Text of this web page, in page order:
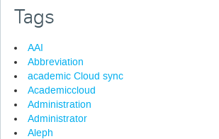
Tags
AAI
Abbreviation
academic Cloud sync
Academiccloud
Administration
Administrator
Aleph